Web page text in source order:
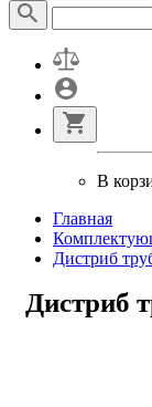
В
Главная
Дистриб
Дистриб